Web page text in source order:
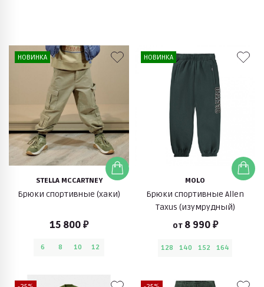
НОВИНКА
STELLA MCCARTNEY
Брюки спортивные (хаки)
15 800 ₽
6 8 10 12
НОВИНКА
MOLO
Брюки спортивные Allen
Taxus (изумрудный)
от 8 990 ₽
128 140 152 164